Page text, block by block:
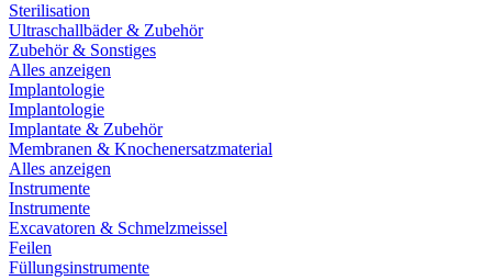
Sterilisation
Ultraschallbäder & Zubehör
Zubehör & Sonstiges
Alles anzeigen
Implantologie
Implantologie
Implantate & Zubehör
Membranen & Knochenersatzmaterial
Alles anzeigen
Instrumente
Instrumente
Excavatoren & Schmelzmeissel
Feilen
Füllungsinstrumente